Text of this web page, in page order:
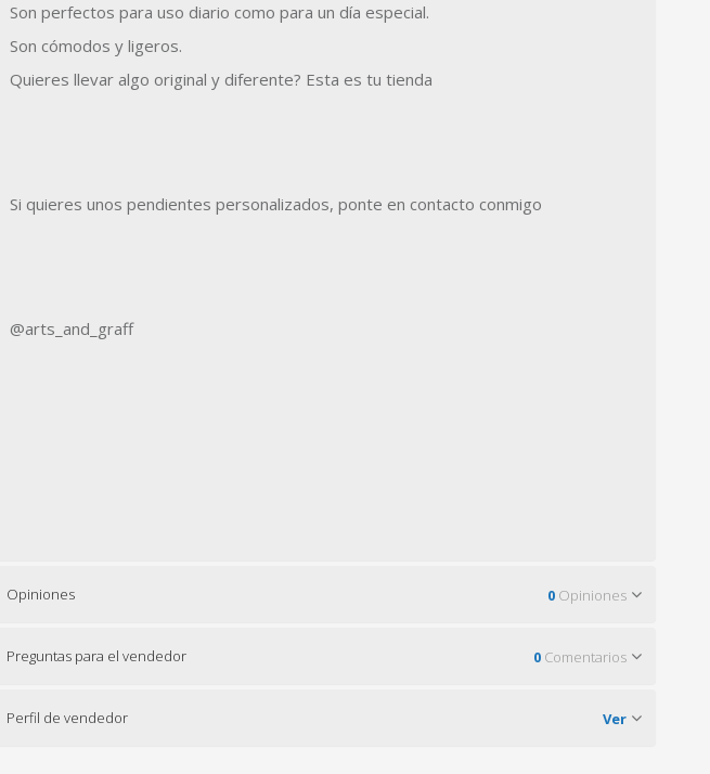
Son perfectos para uso diario como para un día especial.
Son cómodos y ligeros.
Quieres llevar algo original y diferente? Esta es tu tienda
Si quieres unos pendientes personalizados, ponte en contacto conmigo
@arts_and_graff
Opiniones 0 Opiniones
Preguntas para el vendedor 0 Comentarios
Perfil de vendedor Ver